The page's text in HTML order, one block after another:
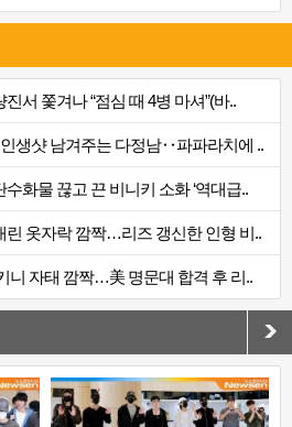
서 쫓겨나 “점심 때 4병 마셔”(바..
생샷 남겨주는 다정남‥파파라치에 ..
화물 끊고 끈 비니키 소화 ‘역대급..
린 옷자락 깜짝…리즈 갱신한 인형 비..
니 자태 깜짝…美 명문대 합격 후 리..